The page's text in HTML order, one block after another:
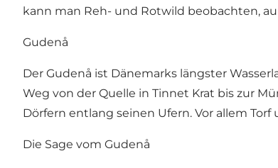
kann man Reh- und Rotwild beobachten,
Gudenå
Der Gudenå ist Dänemarks längster
Weg von der Quelle in Tinnet Krat bis zur
Dörfern entlang seinen Ufern. Vor allem
Die Sage vom Gudenå